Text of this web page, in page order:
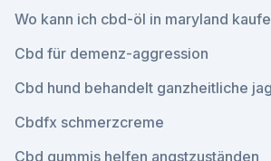
Wo kann ich cbd-öl in maryland
Cbd für demenz-aggression
Cbd hund behandelt ganzheitliche
Cbdfx schmerzcreme
Cbd gummis helfen angstzuständen